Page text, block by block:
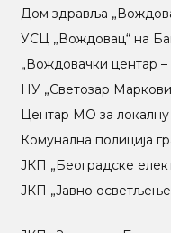
Дом здравља
УСЦ „Вождовац“ на
„Вождовачки центар
НУ „Светозар
Центар МO за
Комунална полиција
ЈКП „Београдске
ЈКП „Јавно